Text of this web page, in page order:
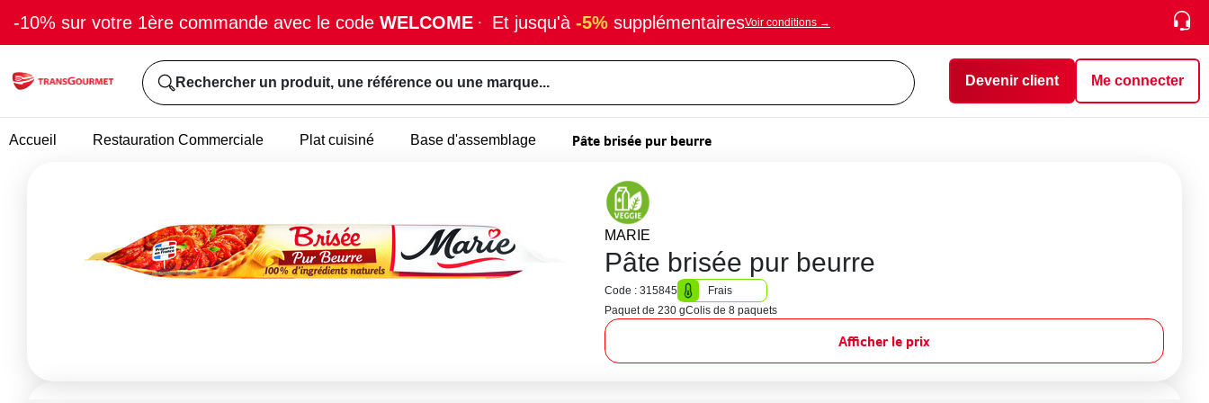
-10% sur votre 1ère commande avec le code WELCOME · Et jusqu'à -5% supplémentairesVoir conditions →
Rechercher un produit, une référence ou une marque... Devenir client Me connecter
Accueil Restauration Commerciale Plat cuisiné Base d'assemblage Pâte brisée pur beurre
MARIE
Pâte brisée pur beurre
Code : 315845
Frais
Paquet de 230 gColis de 8 paquets
Afficher le prix